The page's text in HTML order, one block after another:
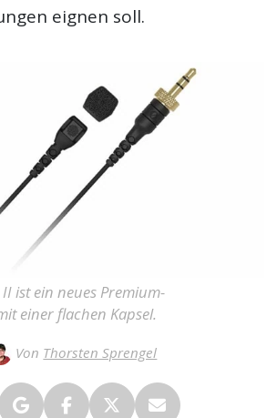
eignen soll.
ist ein neues Premium-
einer flachen Kapsel.
Von Thorsten Sprengel